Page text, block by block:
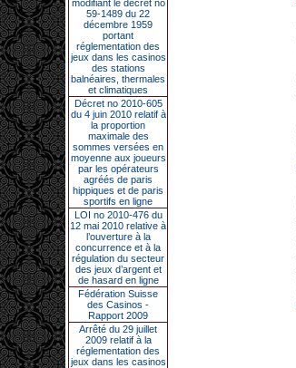
modifiant le décret no
59-1489 du 22
décembre 1959
portant
réglementation des
jeux dans les casinos
des stations
balnéaires, thermales
et climatiques
Décret no 2010-605
du 4 juin 2010 relatif à
la proportion
maximale des
sommes versées en
moyenne aux joueurs
par les opérateurs
agréés de paris
hippiques et de paris
sportifs en ligne
LOI no 2010-476 du
12 mai 2010 relative à
l’ouverture à la
concurrence et à la
régulation du secteur
des jeux d’argent et
de hasard en ligne
Fédération Suisse
des Casinos -
Rapport 2009
Arrêté du 29 juillet
2009 relatif à la
réglementation des
jeux dans les casinos